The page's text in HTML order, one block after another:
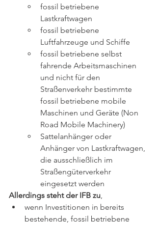
fossil betriebene
Lastkraftwagen
fossil betriebene
Luftfahrzeuge und Schiffe
fossil betriebene selbst
fahrende Arbeitsmaschinen
und nicht für den
Straßenverkehr bestimmte
fossil betriebene mobile
Maschinen und Geräte (Non
Road Mobile Machinery)
Sattelanhänger oder
Anhänger von Lastkraftwagen,
die ausschließlich im
Straßengüterverkehr
eingesetzt werden
Allerdings steht der IFB zu
wenn Investitionen in bereits
bestehende, fossil betriebene